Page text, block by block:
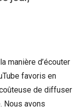
manière d’écouter
favoris en
de diffuser
Nous avons